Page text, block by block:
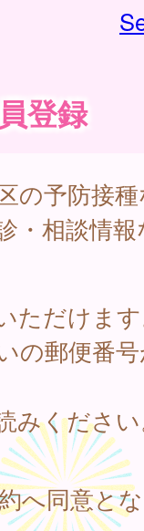
登録
の予防接
・相談情
ただけま
の郵便番
みくださ
へ同意と